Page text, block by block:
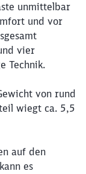
unmittelbar
und vor
vier
Technik.
von rund
wiegt ca. 5,5
auf den
es